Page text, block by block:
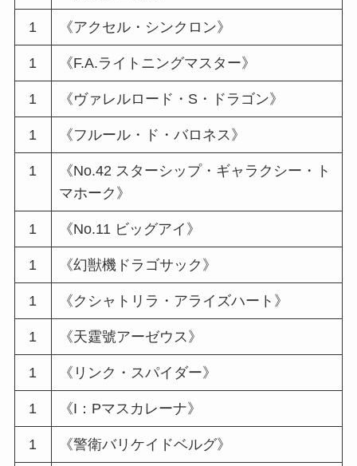
1 《アクセル・シンクロン》
1 《F.A.ライトニングマスター》
1 《ヴァレルロード・S・ドラゴン》
1 《フルール・ド・バロネス》
1
《No.42 スターシップ・ギャラクシー・ト
マホーク》
1 《No.11 ビッグアイ》
1 《幻獣機ドラゴサック》
1 《クシャトリラ・アライズハート》
1 《天霆號アーゼウス》
1 《リンク・スパイダー》
1 《I：Pマスカレーナ》
1 《警衛バリケイドベルグ》